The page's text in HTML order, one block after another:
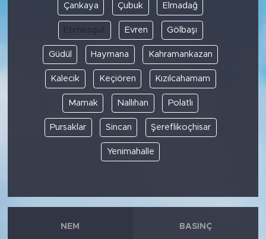
Çankaya Çubuk Elmadağ
Etimesgut Evren Gölbaşı
Güdül Haymana Kahramankazan
Kalecik Keçiören Kızılcahamam
Mamak Nallıhan Polatlı
Pursaklar Sincan Şereflikoçhisar
Yenimahalle
NEM BASINÇ